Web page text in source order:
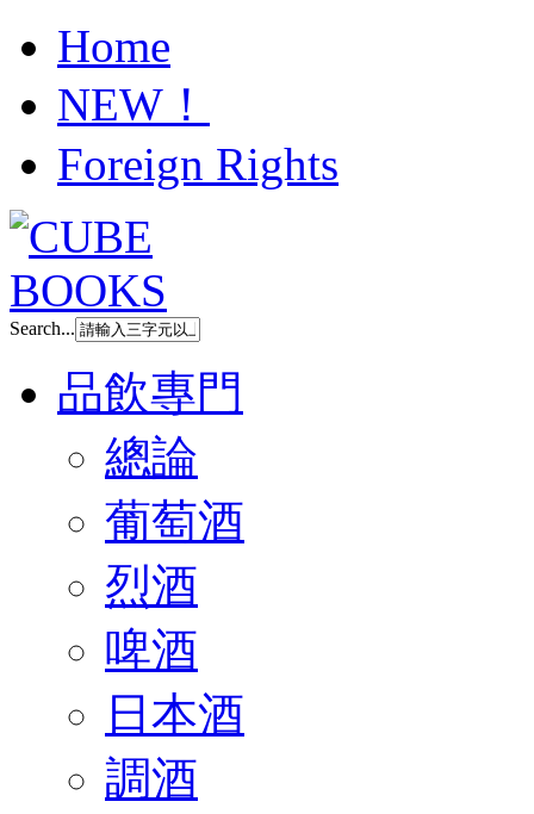
Home
NEW！
Foreign Rights
Search...
品飲專門
總論
葡萄酒
烈酒
啤酒
日本酒
調酒